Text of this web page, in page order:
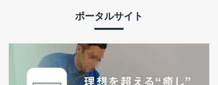
ポータルサイト